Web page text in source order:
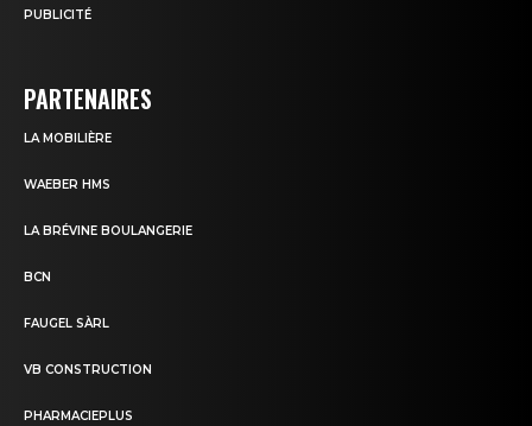
PUBLICITÉ
PARTENAIRES
LA MOBILIÈRE
WAEBER HMS
LA BRÉVINE BOULANGERIE
BCN
FAUGEL SÀRL
VB CONSTRUCTION
PHARMACIEPLUS